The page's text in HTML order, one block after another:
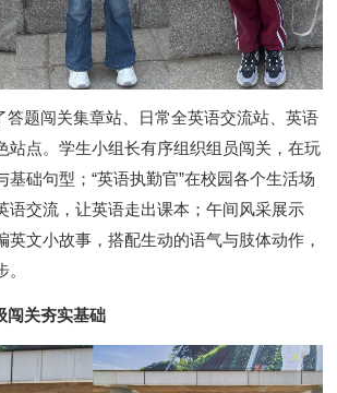
答题闯关集章站、日常全英语交流站、英语
站点。学生小组长有序组织组员闯关，在玩
基础句型；“英语执勤官”在校园各个生活场
语交流，让英语走出课本；午间风采展示
英文小故事，搭配生动的语气与肢体动作，
闯关夯实基础